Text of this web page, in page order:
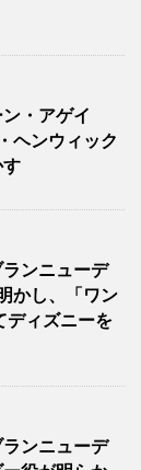
・アゲイ
ヘンウィック
す
ンニューデ
かし、「ワン
ディズニーを
ンニューデ